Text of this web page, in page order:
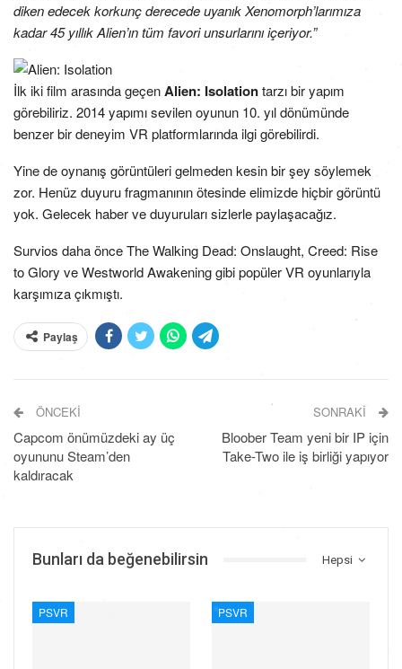
diken edecek korkunç derecede uyanık Xenomorph’larımıza
kadar 45 yıllık Alien’ın tüm favori unsurlarını içeriyor.”
İlk iki film arasında geçenAlien: Isolationtarzı bir yapım
görebiliriz. 2014 yapımı sevilen oyunun 10. yıl dönümünde
benzer bir deneyim VR platformlarında ilgi görebilirdi.
Yine de oynanış görüntüleri gelmeden kesin bir şey söylemek
zor. Henüz duyuru fragmanının ötesinde elimizde hiçbir görüntü
yok. Gelecek haber ve duyuruları sizlerle paylaşacağız.
Survios daha önce The Walking Dead: Onslaught, Creed: Rise
to Glory ve Westworld Awakening gibi popüler VR oyunlarıyla
karşımıza çıkmıştı.
Paylaş
ÖNCEKI
Capcom önümüzdeki ay üç
oyununu Steam’den
kaldıracak
SONRAKI
Bloober Team yeni bir IP için
Take-Two ile iş birliği yapıyor
Hepsi
Bunları da beğenebilirsin
PSVR PSVR